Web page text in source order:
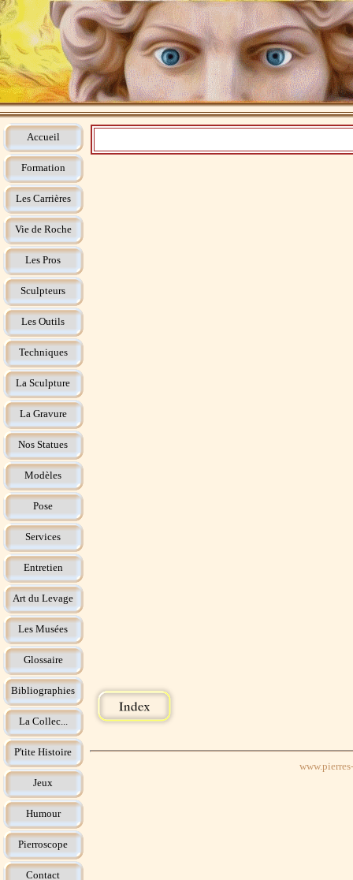
Accueil
Formation
Les Carrières
Vie de Roche
Les Pros
Sculpteurs
Les Outils
Techniques
La Sculpture
La Gravure
Nos Statues
Modèles
Pose
Services
Entretien
Art du Levage
Les Musées
Glossaire
Bibliographies
La Collec...
P'tite Histoire
Jeux
Humour
Pierroscope
Contact